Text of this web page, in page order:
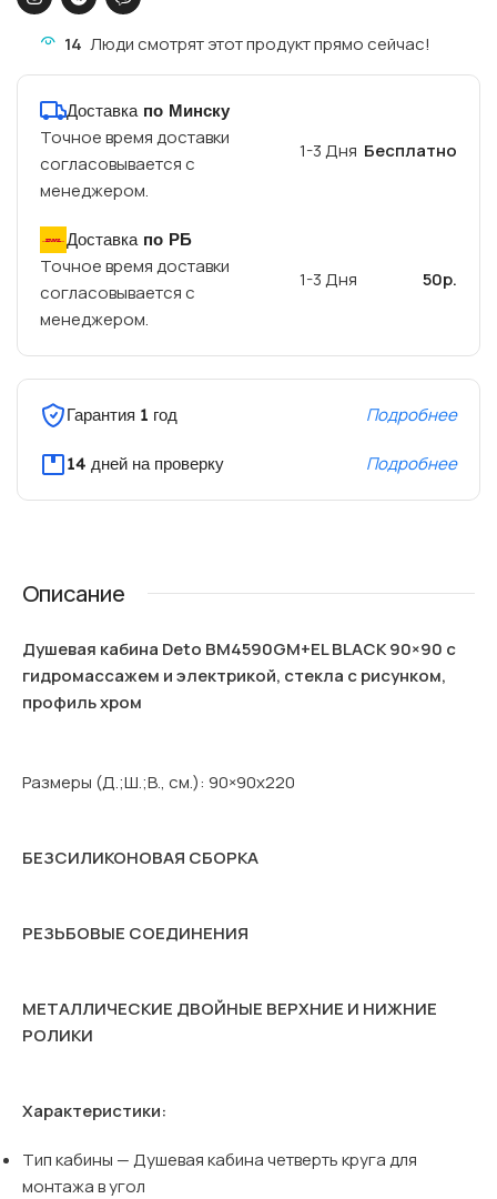
14 Люди смотрят этот продукт прямо сейчас!
Доставкапо Минску
Точное время доставки
согласовывается с
менеджером.
1-3 Дня Бесплатно
Доставкапо РБ
Точное время доставки
согласовывается с
менеджером.
1-3 Дня 50р.
Гарантия 1 год Подробнее
14 дней на проверку Подробнее
Описание
Душевая кабина Deto BM4590GM+EL BLACK 90×90 с
гидромассажем и электрикой, стекла с рисунком,
профиль хром
Размеры (Д.;Ш.;В., см.): 90×90х220
БЕЗСИЛИКОНОВАЯ СБОРКА
РЕЗЬБОВЫЕ СОЕДИНЕНИЯ
МЕТАЛЛИЧЕСКИЕ ДВОЙНЫЕ ВЕРХНИЕ И НИЖНИЕ
РОЛИКИ
Характеристики:
Тип кабины — Душевая кабина четверть круга для
монтажа в угол